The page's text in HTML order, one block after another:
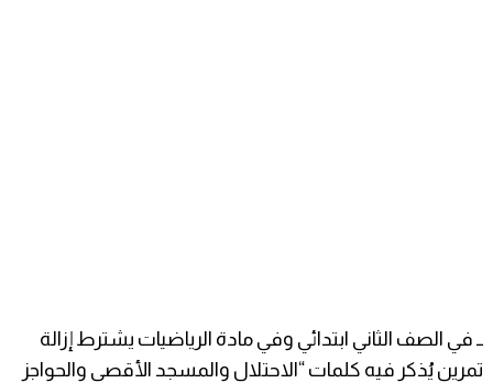
ــ في الصف الثاني ابتدائي وفي مادة الرياضيات يشترط إزالة
تمرين يُذكر فيه كلمات “الاحتلال والمسجد الأقصى والحواجز